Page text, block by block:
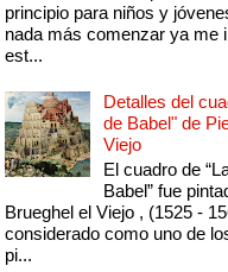
principio para niños y
nada más comenzar ya me
est...
Detalles del
de Babel" de
Viejo
El cuadro de
Babel” fue
Brueghel el Viejo , (1525 -
considerado como uno de
pi...